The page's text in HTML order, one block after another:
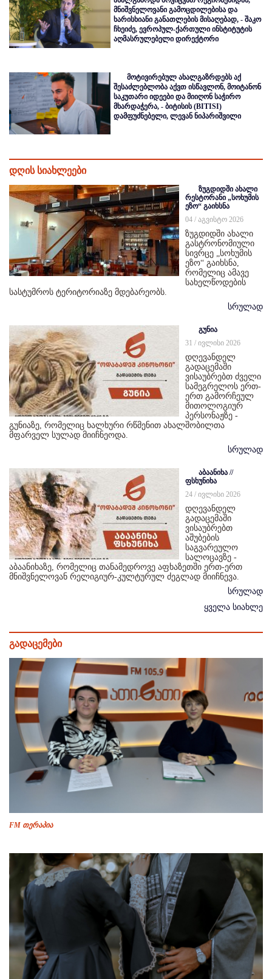
მნიშვნელოვანი გამოცდილებისა და
ხარისხიანი განათლების მისაღებად, - შაკო
ჩხეიძე, ევროპულ-ქართული ინსტიტუტის
აღმასრულებელი დირექტორი
მოტივირებულ ახალგაზრდებს აქ
შესაძლებლობა აქვთ ისწავლონ, მოიტანონ
საკუთარი იდეები და მიიღონ საჭირო
მხარდაჭერა, - ბიტისის (BITISI)
დამფუძნებელი, ლევან ნიპარიშვილი
დღის სიახლეები
ზუგდიდში ახალი
რესტორანი „სოხუმის
ეზო“ გაიხსნა
04 / აგვისტო 2026
ზუგდიდში ახალი
გასტრონომიული
სივრცე „სოხუმის
ეზო“ გაიხსნა,
რომელიც ამავე
სახელწოდების
სასტუმროს ტერიტორიაზე მდებარეობს.
სრულად
გუნია
31 / ივლისი 2026
დღევანდელ
გადაცემაში
ვისაუბრებთ ძველი
სამეგრელოს ერთ-
ერთ გამორჩეულ
მითოლოგიურ
პერსონაჟზე -
გუნიაზე, რომელიც ხალხური რწმენით ახალშობილთა
მფარველ სულად მიიჩნეოდა.
სრულად
აბაანიხა //
ფსხუნიხა
24 / ივლისი 2026
დღევანდელ
გადაცემაში
ვისაუბრებთ
აშუბების
საგვარეულო
სალოცავზე -
აბაანიხაზე, რომელიც თანამედროვე აფხაზეთში ერთ-ერთ
მნიშვნელოვან რელიგიურ-კულტურულ ძეგლად მიიჩნევა.
სრულად
ყველა სიახლე
გადაცემები
FM თერაპია